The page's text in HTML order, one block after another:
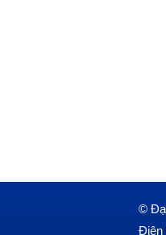
©
Điện